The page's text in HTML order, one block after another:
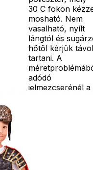
30 C fokon
mosható. Nem
vasalható, nyílt
lángtól és
hőtől kérjük távol
tartani. A
adódó
jelmezcserénél a